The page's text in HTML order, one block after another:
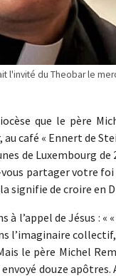
l'invité du Theobar le
que le père
au café « Ennert de
de Luxembourg
partager votre foi
signifie de croire en
à l’appel de Jésus :
l’imaginaire
le père Michel
douze